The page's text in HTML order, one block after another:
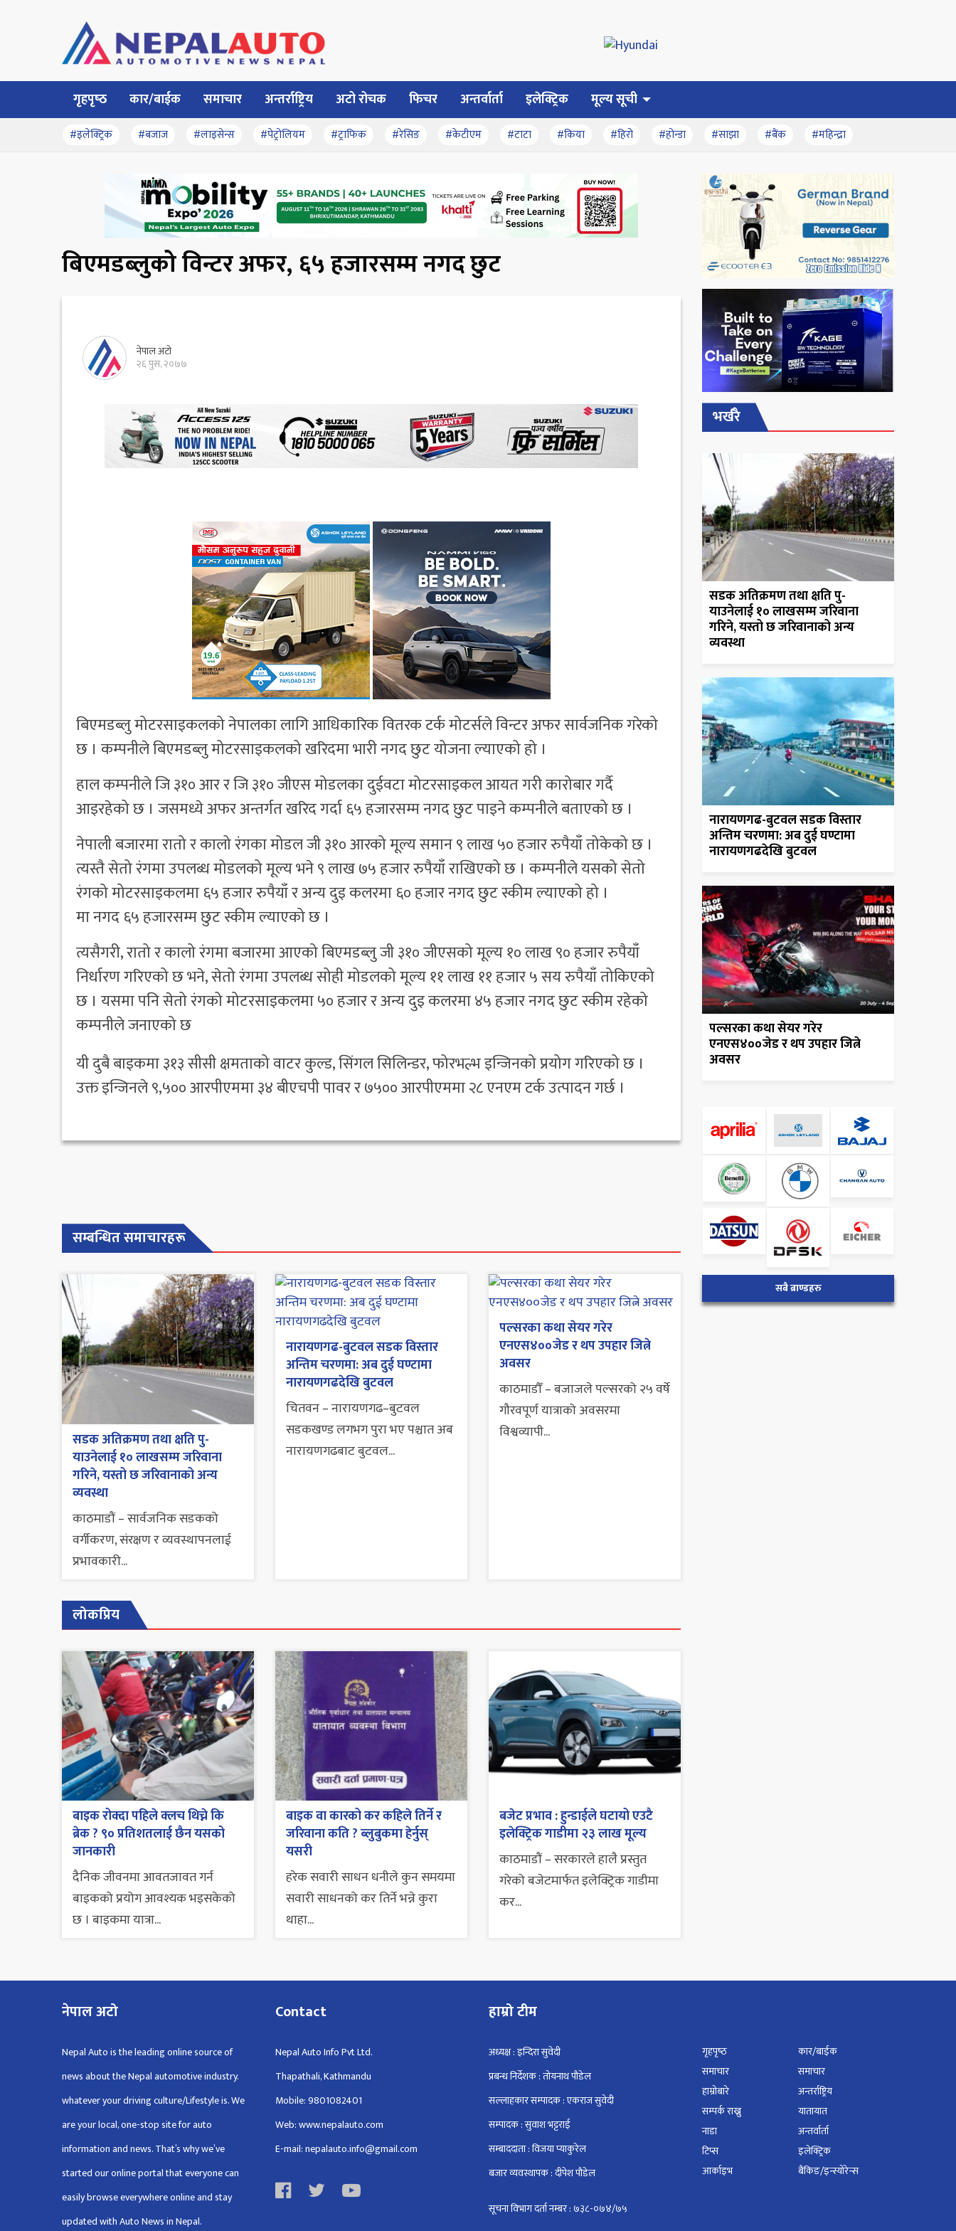
गृहपृष्‍ठ कार/बाईक समाचार अन्तर्राष्ट्रिय अटो रोचक फिचर अन्तर्वार्ता इलेक्ट्रिक मूल्य सूची
#इलेक्ट्रिक #बजाज #लाइसेन्स #पेट्रोलियम #ट्राफिक #रेसिङ #केटीएम #टाटा #किया #हिरो #होन्डा #साझा #बैंक #महिन्द्रा
बिएमडब्लुको विन्टर अफर, ६५ हजारसम्म नगद छुट
नेपाल अटो
२६ पुस, २०७७
बिएमडब्लु मोटरसाइकलको नेपालका लागि आधिकारिक वितरक टर्क मोटर्सले विन्टर अफर सार्वजनिक गरेको
छ । कम्पनीले बिएमडब्लु मोटरसाइकलको खरिदमा भारी नगद छुट योजना ल्याएको हो ।
हाल कम्पनीले जि ३१० आर र जि ३१० जीएस मोडलका दुईवटा मोटरसाइकल आयत गरी कारोबार गर्दै
आइरहेको छ । जसमध्ये अफर अन्तर्गत खरिद गर्दा ६५ हजारसम्म नगद छुट पाइने कम्पनीले बताएको छ ।
नेपाली बजारमा रातो र कालो रंगका मोडल जी ३१० आरको मूल्य समान ९ लाख ५० हजार रुपैयाँ तोकेको छ ।
त्यस्तै सेतो रंगमा उपलब्ध मोडलको मूल्य भने ९ लाख ७५ हजार रुपैयाँ राखिएको छ । कम्पनीले यसको सेतो
रंगको मोटरसाइकलमा ६५ हजार रुपैयाँ र अन्य दुइ कलरमा ६० हजार नगद छुट स्कीम ल्याएको हो ।
मा नगद ६५ हजारसम्म छुट स्कीम ल्याएको छ ।
त्यसैगरी, रातो र कालो रंगमा बजारमा आएको बिएमडब्लु जी ३१० जीएसको मूल्य १० लाख ९० हजार रुपैयाँ
निर्धारण गरिएको छ भने, सेतो रंगमा उपलब्ध सोही मोडलको मूल्य ११ लाख ११ हजार ५ सय रुपैयाँ तोकिएको
छ । यसमा पनि सेतो रंगको मोटरसाइकलमा ५० हजार र अन्य दुइ कलरमा ४५ हजार नगद छुट स्कीम रहेको
कम्पनीले जनाएको छ
यी दुबै बाइकमा ३१३ सीसी क्षमताको वाटर कुल्ड, सिंगल सिलिन्डर, फोरभल्भ इन्जिनको प्रयोग गरिएको छ ।
उक्त इन्जिनले ९,५०० आरपीएममा ३४ बीएचपी पावर र ७५०० आरपीएममा २८ एनएम टर्क उत्पादन गर्छ ।
सम्बन्धित समाचारहरू
सडक अतिक्रमण तथा क्षति पु-
याउनेलाई १० लाखसम्म जरिवाना
गरिने, यस्तो छ जरिवानाको अन्य
व्यवस्था
काठमाडौं – सार्वजनिक सडकको
वर्गीकरण, संरक्षण र व्यवस्थापनलाई
प्रभावकारी...
नारायणगढ-बुटवल सडक विस्तार
अन्तिम चरणमा: अब दुई घण्टामा
नारायणगढदेखि बुटवल
चितवन – नारायणगढ–बुटवल
सडकखण्ड लगभग पुरा भए पश्चात अब
नारायणगढबाट बुटवल...
पल्सरका कथा सेयर गरेर
एनएस४००जेड र थप उपहार जित्ने
अवसर
काठमाडौँ – बजाजले पल्सरको २५ वर्षे
गौरवपूर्ण यात्राको अवसरमा
विश्वव्यापी...
लोकप्रिय
बाइक रोक्दा पहिले क्लच थिच्ने कि
ब्रेक ? ९० प्रतिशतलाई छैन यसको
जानकारी
दैनिक जीवनमा आवतजावत गर्न
बाइकको प्रयोग आवश्यक भइसकेको
छ । बाइकमा यात्रा...
बाइक वा कारको कर कहिले तिर्ने र
जरिवाना कति ? ब्लुबुकमा हेर्नुस्
यसरी
हरेक सवारी साधन धनीले कुन समयमा
सवारी साधनको कर तिर्ने भन्ने कुरा
थाहा...
बजेट प्रभाव : हुन्डाईले घटायो एउटै
इलेक्ट्रिक गाडीमा २३ लाख मूल्य
काठमाडौं – सरकारले हालै प्रस्तुत
गरेको बजेटमार्फत इलेक्ट्रिक गाडीमा
कर...
भर्खरै
सडक अतिक्रमण तथा क्षति पु-
याउनेलाई १० लाखसम्म जरिवाना
गरिने, यस्तो छ जरिवानाको अन्य
व्यवस्था
नारायणगढ-बुटवल सडक विस्तार
अन्तिम चरणमा: अब दुई घण्टामा
नारायणगढदेखि बुटवल
पल्सरका कथा सेयर गरेर
एनएस४००जेड र थप उपहार जित्ने
अवसर
सबै ब्राण्डहरु
गृहपृष्‍ठ
समाचार
हाम्रोबारे
सम्पर्क राख्नु
नाडा
टिप्स
आर्काइभ
कार/बाईक
समाचार
अन्तर्राष्ट्रिय
यातायात
अन्तर्वार्ता
इलेक्ट्रिक
बैंकिङ/इन्स्योरेन्स
नेपाल अटो
Nepal Auto is the leading online source of
news about the Nepal automotive industry.
whatever your driving culture/Lifestyle is. We
are your local, one-stop site for auto
information and news. That’s why we’ve
started our online portal that everyone can
easily browse everywhere online and stay
updated with Auto News in Nepal.
Contact
Nepal Auto Info Pvt Ltd.
Thapathali, Kathmandu
Mobile: 9801082401
Web: www.nepalauto.com
E-mail: nepalauto.info@gmail.com
हाम्रो टीम
अध्यक्ष : इन्दिरा सुवेदी
प्रबन्ध निर्देशक : तोयनाथ पौडेल
सल्लाहकार सम्पादक : एकराज सुवेदी
सम्पादक : सुवाश भट्टराई
सम्बाददाता : विजया प्याकुरेल
बजार व्यवस्थापक : दीपेश पौडेल
सूचना विभाग दर्ता नम्बर : ७३८-०७४/७५